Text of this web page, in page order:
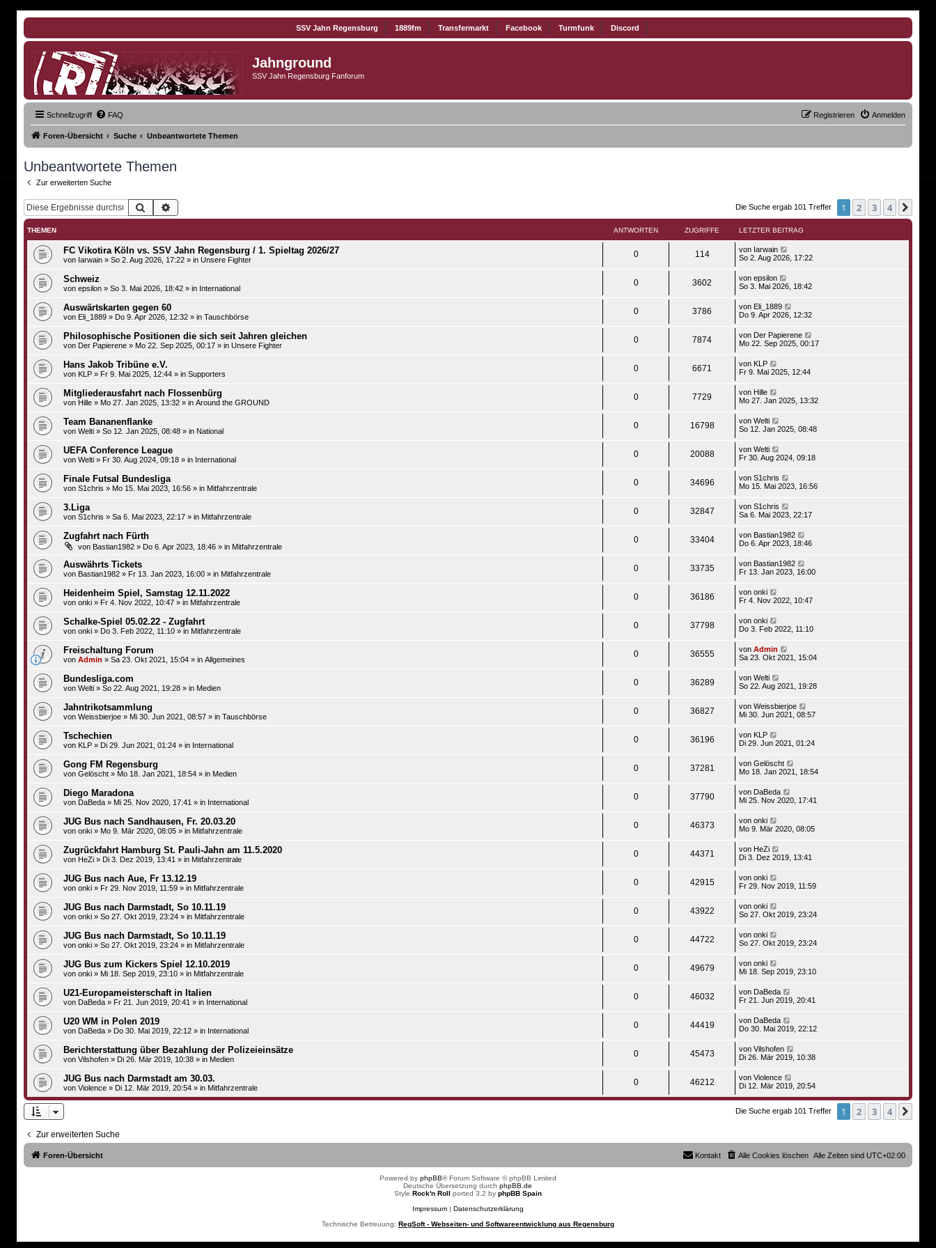
SSV Jahn Regensburg 1889fm Transfermarkt Facebook Turmfunk Discord
Jahnground
SSV Jahn Regensburg Fanforum
Schnellzugriff FAQ Anmelden
Registrieren
Foren-Übersicht Suche Unbeantwortete Themen
Unbeantwortete Themen
Zur erweiterten Suche
Suche Die Suche ergab 101 Treffer 1 2 3 4
THEMEN ANTWORTEN ZUGRIFFE LETZTER BEITRAG
FC Vikotira Köln vs. SSV Jahn Regensburg / 1. Spieltag 2026/27
von Iarwain» So 2. Aug 2026, 17:22» in Unsere Fighter
0 114 von Iarwain
So 2. Aug 2026, 17:22
Schweiz
von epsilon» So 3. Mai 2026, 18:42» in International
0 3602 vonepsilon
So 3. Mai 2026, 18:42
Auswärtskarten gegen 60
von Eli_1889» Do 9. Apr 2026, 12:32» in Tauschbörse
0 3786 von Eli_1889
Do 9. Apr 2026, 12:32
Philosophische Positionen die sich seit Jahren gleichen
von Der Papierene» Mo 22. Sep 2025, 00:17» in Unsere Fighter
0 7874 von Der Papierene
Mo 22. Sep 2025, 00:17
Hans Jakob Tribüne e.V.
von KLP» Fr 9. Mai 2025, 12:44» in Supporters
0 6671 von KLP
Fr 9. Mai 2025, 12:44
Mitgliederausfahrt nach Flossenbürg
von Hille» Mo 27. Jan 2025, 13:32» in Around the GROUND
0 7729 von Hille
Mo 27. Jan 2025, 13:32
Team Bananenflanke
von Welti» So 12. Jan 2025, 08:48» in National
0 16798 vonWelti
So 12. Jan 2025, 08:48
UEFA Conference League
von Welti» Fr 30. Aug 2024, 09:18» in International
0 20088 vonWelti
Fr 30. Aug 2024, 09:18
Finale Futsal Bundesliga
von S1chris » Mo 15. Mai 2023, 16:56» in Mitfahrzentrale
0 34696 vonS1chris
Mo 15. Mai 2023, 16:56
3.Liga
von S1chris » Sa 6. Mai 2023, 22:17» in Mitfahrzentrale
0 32847 vonS1chris
Sa 6. Mai 2023, 22:17
Zugfahrt nach Fürth
von Bastian1982» Do 6. Apr 2023, 18:46» in Mitfahrzentrale
0 33404 von Bastian1982
Do 6. Apr 2023, 18:46
Auswährts Tickets
von Bastian1982» Fr 13. Jan 2023, 16:00» in Mitfahrzentrale
0 33735 von Bastian1982
Fr 13. Jan 2023, 16:00
Heidenheim Spiel, Samstag 12.11.2022
von onki» Fr 4. Nov 2022, 10:47» in Mitfahrzentrale
0 36186 vononki
Fr 4. Nov 2022, 10:47
Schalke-Spiel 05.02.22 - Zugfahrt
von onki» Do 3. Feb 2022, 11:10» in Mitfahrzentrale
0 37798 vononki
Do 3. Feb 2022, 11:10
Freischaltung Forum
von Admin » Sa 23. Okt 2021, 15:04» in Allgemeines
0 36555 vonAdmin
Sa 23. Okt 2021, 15:04
Bundesliga.com
von Welti» So 22. Aug 2021, 19:28» in Medien
0 36289 vonWelti
So 22. Aug 2021, 19:28
Jahntrikotsammlung
von Weissbierjoe» Mi 30. Jun 2021, 08:57» in Tauschbörse
0 36827 vonWeissbierjoe
Mi 30. Jun 2021, 08:57
Tschechien
von KLP» Di 29. Jun 2021, 01:24» in International
0 36196 von KLP
Di 29. Jun 2021, 01:24
Gong FM Regensburg
von Gelöscht» Mo 18. Jan 2021, 18:54» in Medien
0 37281 vonGelöscht
Mo 18. Jan 2021, 18:54
Diego Maradona
von DaBeda» Mi 25. Nov 2020, 17:41 » in International
0 37790 von DaBeda
Mi 25. Nov 2020, 17:41
JUG Bus nach Sandhausen, Fr. 20.03.20
von onki» Mo 9. Mär 2020, 08:05» in Mitfahrzentrale
0 46373 vononki
Mo 9. Mär 2020, 08:05
Zugrückfahrt Hamburg St. Pauli-Jahn am 11.5.2020
von HeZi» Di 3. Dez 2019, 13:41 » in Mitfahrzentrale
0 44371 von HeZi
Di 3. Dez 2019, 13:41
JUG Bus nach Aue, Fr 13.12.19
von onki» Fr 29. Nov 2019, 11:59» in Mitfahrzentrale
0 42915 vononki
Fr 29. Nov 2019, 11:59
JUG Bus nach Darmstadt, So 10.11.19
von onki» So 27. Okt 2019, 23:24» in Mitfahrzentrale
0 43922 vononki
So 27. Okt 2019, 23:24
JUG Bus nach Darmstadt, So 10.11.19
von onki» So 27. Okt 2019, 23:24» in Mitfahrzentrale
0 44722 vononki
So 27. Okt 2019, 23:24
JUG Bus zum Kickers Spiel 12.10.2019
von onki» Mi 18. Sep 2019, 23:10» in Mitfahrzentrale
0 49679 vononki
Mi 18. Sep 2019, 23:10
U21-Europameisterschaft in Italien
von DaBeda» Fr 21. Jun 2019, 20:41 » in International
0 46032 von DaBeda
Fr 21. Jun 2019, 20:41
U20 WM in Polen 2019
von DaBeda» Do 30. Mai 2019, 22:12» in International
0 44419 von DaBeda
Do 30. Mai 2019, 22:12
Berichterstattung über Bezahlung der Polizeieinsätze
von Vilshofen» Di 26. Mär 2019, 10:38» in Medien
0 45473 vonVilshofen
Di 26. Mär 2019, 10:38
JUG Bus nach Darmstadt am 30.03.
von Violence» Di 12. Mär 2019, 20:54» in Mitfahrzentrale
0 46212 vonViolence
Di 12. Mär 2019, 20:54
Die Suche ergab 101 Treffer 1 2 3 4
Zur erweiterten Suche
Foren-Übersicht Alle Zeiten sindUTC+02:00
Alle Cookies löschen
Kontakt
Powered by phpBB® Forum Software © phpBB Limited
Deutsche Übersetzung durchphpBB.de
Style Rock'n Roll ported 3.2 by phpBB Spain
Impressum| Datenschutzerklärung
Technische Betreuung: RegSoft - Webseiten- und Softwareentwicklung aus Regensburg